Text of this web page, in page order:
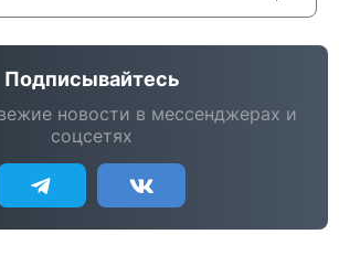
Подписывайтесь
новости в мессенджерах и
соцсетях